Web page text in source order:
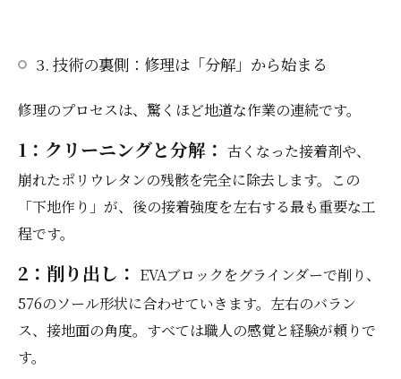
3. 技術の裏側：修理は「分解」から始まる
修理のプロセスは、驚くほど地道な作業の連続です。
1：クリーニングと分解： 古くなった接着剤や、
崩れたポリウレタンの残骸を完全に除去します。この
「下地作り」が、後の接着強度を左右する最も重要な工
程です。
2：削り出し： EVAブロックをグラインダーで削り、
576のソール形状に合わせていきます。左右のバラン
ス、接地面の角度。すべては職人の感覚と経験が頼りで
す。